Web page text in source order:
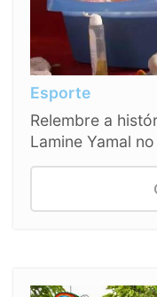
Esporte
Relembre a
Lamine Yamal